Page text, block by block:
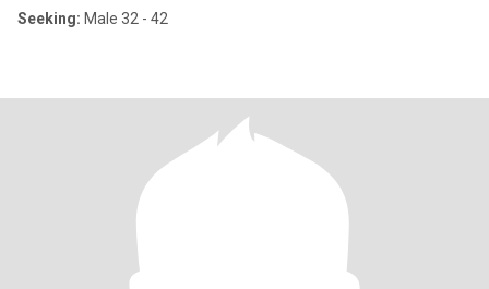
Seeking: Male 32 - 42